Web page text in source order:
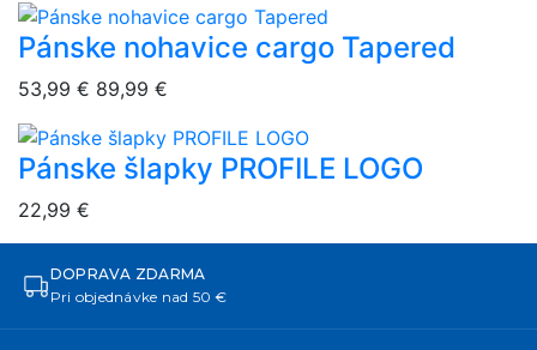
overlay bg
Pánske nohavice cargo Tapered
53,99 € 89,99 €
overlay bg
Pánske šlapky PROFILE LOGO
22,99 €
DOPRAVA ZDARMA
Pri objednávke nad 50 €